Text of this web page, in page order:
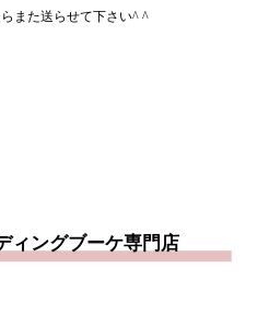
また送らせて下さい^ ^
ィングブーケ専門店